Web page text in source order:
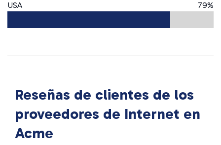
USA 79%
Reseñas de clientes de los
proveedores de Internet en
Acme